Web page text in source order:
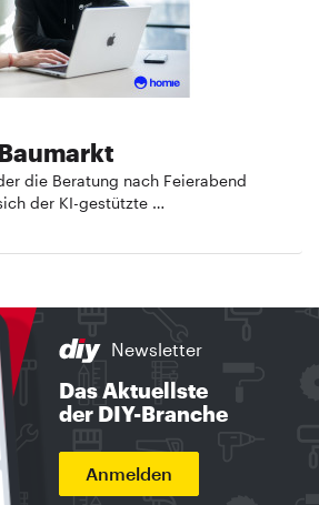
die Beratung nach Feierabend
der KI-gestützte …
Newsletter
Das Aktuellste
der DIY-Branche
Anmelden